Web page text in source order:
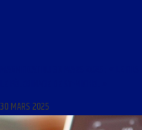
30 MARS 2025